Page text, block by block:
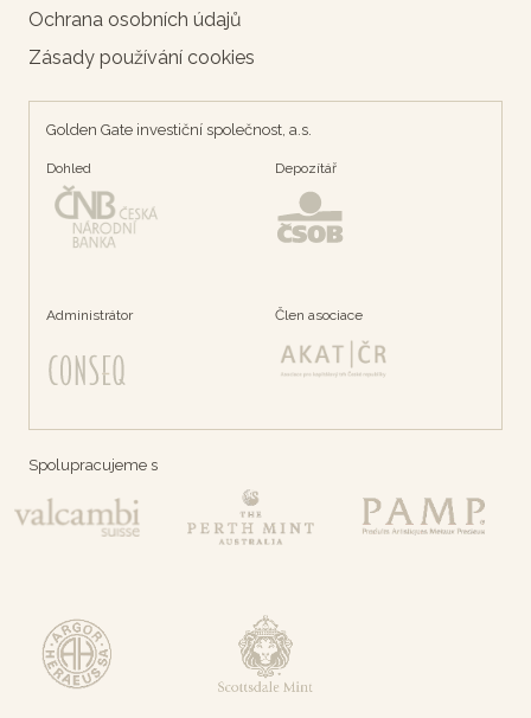
Ochrana osobních údajů
Zásady používání cookies
Golden Gate investiční společnost, a.s.
Dohled Depozítář
Administrátor Člen asociace
Spolupracujeme s